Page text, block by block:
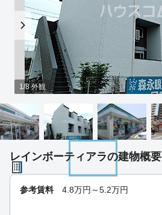
1/8 外観
レインボーティアラの建物概要
参考賃料 4.8万円～5.2万円